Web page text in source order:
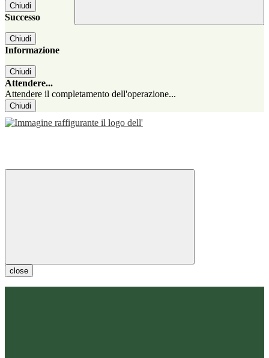
Chiudi
Successo
Chiudi
Informazione
Chiudi
Attendere...
Attendere il completamento dell'operazione...
Chiudi
close